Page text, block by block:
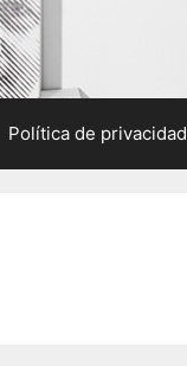
Política de privacidad